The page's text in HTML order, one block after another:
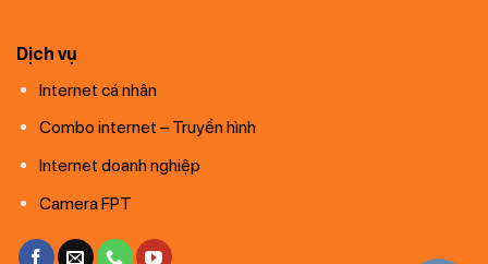
Dịch vụ
Internet cá nhân
Combo internet – Truyền hình
Internet doanh nghiệp
Camera FPT